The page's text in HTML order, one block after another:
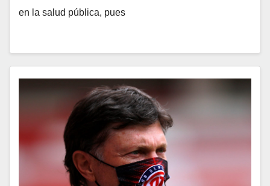
en la salud pública, pues